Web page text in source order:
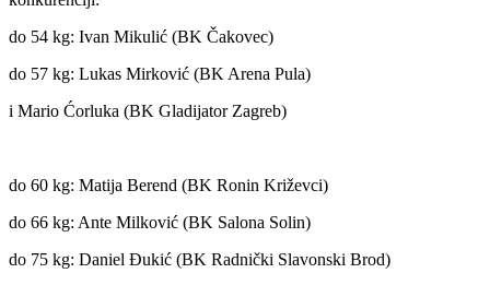
do 54 kg: Ivan Mikulić (BK Čakovec)
do 57 kg: Lukas Mirković (BK Arena Pula)
i Mario Ćorluka (BK Gladijator Zagreb)
do 60 kg: Matija Berend (BK Ronin Križevci)
do 66 kg: Ante Milković (BK Salona Solin)
do 75 kg: Daniel Đukić (BK Radnički Slavonski Brod)